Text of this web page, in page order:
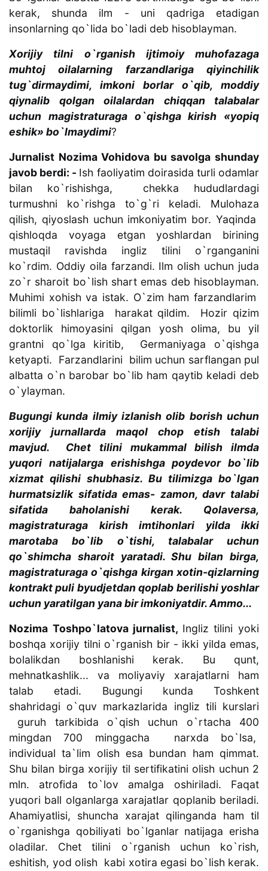
kerak, shunda ilm - uni qadriga etadigan
insonlarning qo`lida bo`ladi deb hisoblayman.
Xorijiy tilni o`rganish ijtimoiy muhofazaga
muhtoj oilalarning farzandlariga qiyinchilik
tug`dirmaydimi, imkoni borlar o`qib, moddiy
qiynalib qolgan oilalardan chiqqan talabalar
uchun magistraturaga o`qishga kirish «yopiq
eshik» bo`lmaydimi?
Jurnalist Nozima Vohidova bu savolga shunday
javob berdi: - Ish faoliyatim doirasida turli odamlar
bilan ko`rishishga, chekka hududlardagi
turmushni ko`rishga to`g`ri keladi. Mulohaza
qilish, qiyoslash uchun imkoniyatim bor. Yaqinda
qishloqda voyaga etgan yoshlardan birining
mustaqil ravishda ingliz tilini o`rganganini
ko`rdim. Oddiy oila farzandi. Ilm olish uchun juda
zo`r sharoit bo`lish shart emas deb hisoblayman.
Muhimi xohish va istak. O`zim ham farzandlarim
bilimli bo`lishlariga harakat qildim. Hozir qizim
doktorlik himoyasini qilgan yosh olima, bu yil
grantni qo`lga kiritib, Germaniyaga o`qishga
ketyapti. Farzandlarini bilim uchun sarflangan pul
albatta o`n barobar bo`lib ham qaytib keladi deb
o`ylayman.
Bugungi kunda ilmiy izlanish olib borish uchun
xorijiy jurnallarda maqol chop etish talabi
mavjud. Chet tilini mukammal bilish ilmda
yuqori natijalarga erishishga poydevor bo`lib
xizmat qilishi shubhasiz. Bu tilimizga bo`lgan
hurmatsizlik sifatida emas- zamon, davr talabi
sifatida baholanishi kerak. Qolaversa,
magistraturaga kirish imtihonlari yilda ikki
marotaba bo`lib o`tishi, talabalar uchun
qo`shimcha sharoit yaratadi. Shu bilan birga,
magistraturaga o`qishga kirgan xotin-qizlarning
kontrakt puli byudjetdan qoplab berilishi yoshlar
uchun yaratilgan yana bir imkoniyatdir. Ammo...
Nozima Toshpo`latova jurnalist, Ingliz tilini yoki
boshqa xorijiy tilni o`rganish bir - ikki yilda emas,
bolalikdan boshlanishi kerak. Bu qunt,
mehnatkashlik... va moliyaviy xarajatlarni ham
talab etadi. Bugungi kunda Toshkent
shahridagi o`quv markazlarida ingliz tili kurslari
guruh tarkibida o`qish uchun o`rtacha 400
mingdan 700 minggacha narxda bo`lsa,
individual ta`lim olish esa bundan ham qimmat.
Shu bilan birga xorijiy til sertifikatini olish uchun 2
mln. atrofida to`lov amalga oshiriladi. Faqat
yuqori ball olganlarga xarajatlar qoplanib beriladi.
Ahamiyatlisi, shuncha xarajat qilinganda ham til
o`rganishga qobiliyati bo`lganlar natijaga erisha
oladilar. Chet tilini o`rganish uchun ko`rish,
eshitish, yod olish kabi xotira egasi bo`lish kerak.